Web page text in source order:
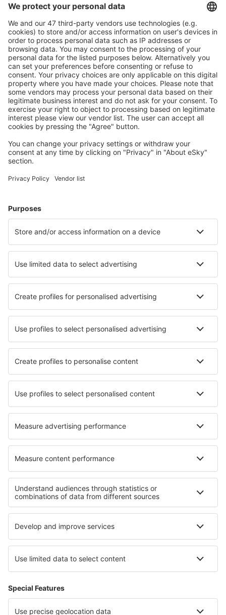
Caută rapid şi uşor
Ofertă adaptată aşteptărilor tale.
Planifică ȋn siguranţă
Rezervare fără griji cu opțiune gratuită de anulare.
Economiseşte mai mult
Prețuri atractive și oferte speciale pentru utilizatorii
conectați.
Cazarea preferată
apartamente și altele.
Cele mai căutate cazări de către utilizatorii eSky
Cazare în Gabon - Orașe populare
Cazare în Libreville Cazare în Minvoul
Cazare în Franceville Cazare în Moanda
Cazare Omboue Cazare în Mitzic Cazare în Fougamou
Cazare în Owendo
Cele mai bune locuri de cazare - orașe
Cazare în Hedensted Cazare în Mansfield
Cazare în Dehesa De Campoamor Cazare în Clewiston
Cazare în Yutz Cazare în Pacos de Ferreira
Cazare în Boville Ernica Cazare în Favone
Cele mai bune locuri de cazare - regiuni
Cazare in Costa de Valencia
Cazare în Oahu Cazare in Olympic Riviera